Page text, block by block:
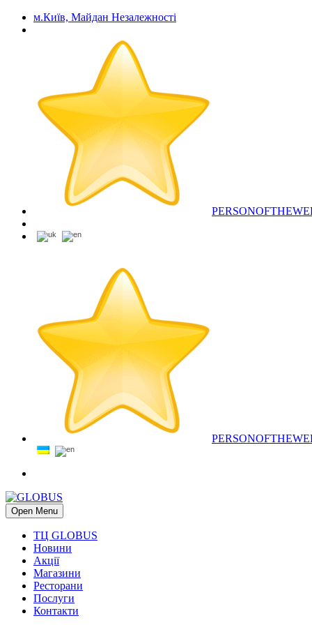
м.Київ, Майдан Незалежності
Open Menu
ТЦ GLOBUS
Новини
Акції
Магазини
Ресторани
Послуги
Контакти